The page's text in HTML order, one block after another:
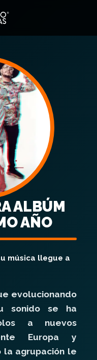
ALBÚM
AÑO
música llegue a
evolucionando
sonido se ha
a nuevos
Europa y
la agrupación le